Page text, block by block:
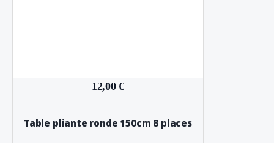
12,00 €
Table pliante ronde 150cm 8 places